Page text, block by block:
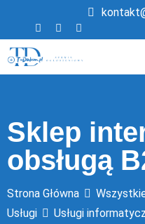
treści
Sklep
obsługą
Strona Główna
Usługi
Usługi